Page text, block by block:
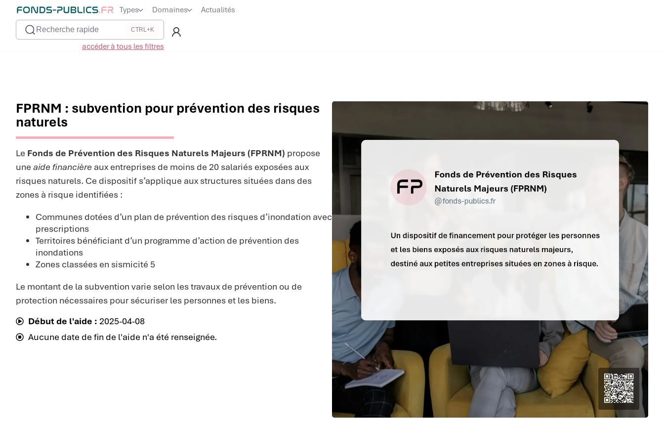
Types Domaines Actualités
Recherche rapide CTRL+K
accéder à tous les filtres
FPRNM : subvention pour prévention des risques
naturels
Le Fonds de Prévention des Risques Naturels Majeurs (FPRNM) propose
une aide financière aux entreprises de moins de 20 salariés exposées aux
risques naturels. Ce dispositif s’applique aux structures situées dans des
zones à risque identifiées :
Communes dotées d’un plan de prévention des risques d’inondation avec
prescriptions
Territoires bénéficiant d’un programme d’action de prévention des
inondations
Zones classées en sismicité 5
Le montant de la subvention varie selon les travaux de prévention ou de
protection nécessaires pour sécuriser les personnes et les biens.
Début de l'aide : 2025-04-08
Aucune date de fin de l'aide n'a été renseignée.